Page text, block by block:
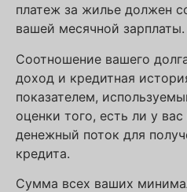
платеж за жилье должен
вашей месячной зарплаты.
Соотношение вашего
доход и кредитная
показателем,
оценки того, есть ли у
денежный поток для
кредита.
Сумма всех ваших